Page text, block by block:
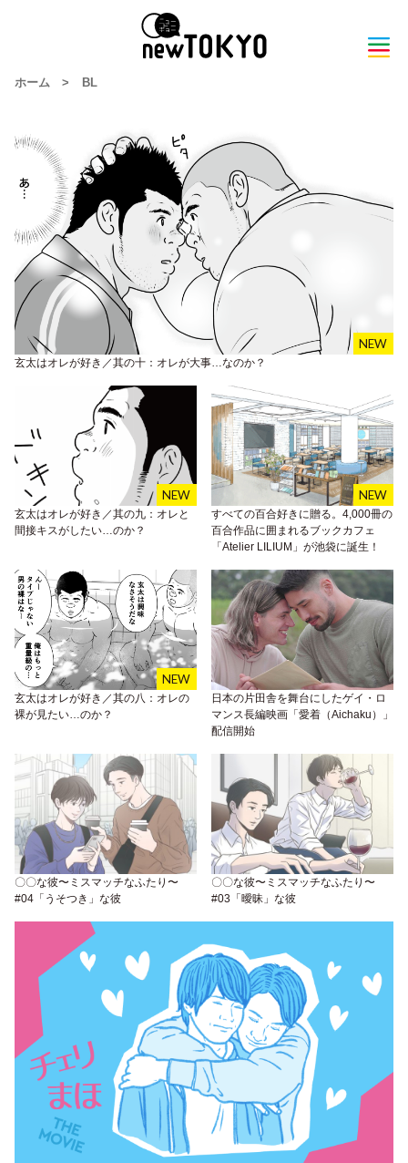
ホーム > BL
玄太はオレが好き／其の十：オレが大事…なのか？
玄太はオレが好き／其の九：オレと
間接キスがしたい…のか？
すべての百合好きに贈る。4,000冊の
百合作品に囲まれるブックカフェ
「Atelier LILIUM」が池袋に誕生！
玄太はオレが好き／其の八：オレの
裸が見たい…のか？
日本の片田舎を舞台にしたゲイ・ロ
マンス長編映画「愛着（Aichaku）」
配信開始
〇〇な彼〜ミスマッチなふたり〜
#04「うそつき」な彼
〇〇な彼〜ミスマッチなふたり〜
#03「曖昧」な彼